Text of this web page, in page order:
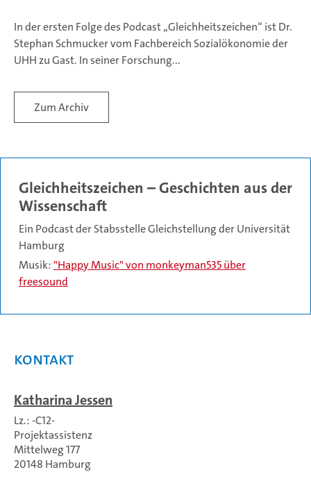
In der ersten Folge des Podcast „Gleichheitszeichen“ ist Dr.
Stephan Schmucker vom Fachbereich Sozialökonomie der
UHH zu Gast. In seiner Forschung...
Zum Archiv
Gleichheitszeichen – Geschichten aus der
Wissenschaft
Ein Podcast der Stabsstelle Gleichstellung der Universität
Hamburg
Musik:"Happy Music" von monkeyman535 über
freesound
Kontakt
Katharina Jessen
Lz.: -C12-
Projektassistenz
Mittelweg 177
20148 Hamburg